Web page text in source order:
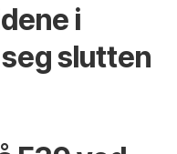
i
slutten